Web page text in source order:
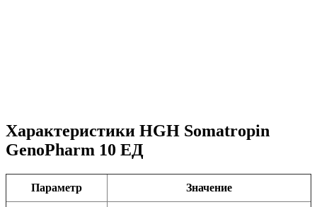
Характеристики HGH Somatropin
GenoPharm 10 ЕД
Параметр Значение